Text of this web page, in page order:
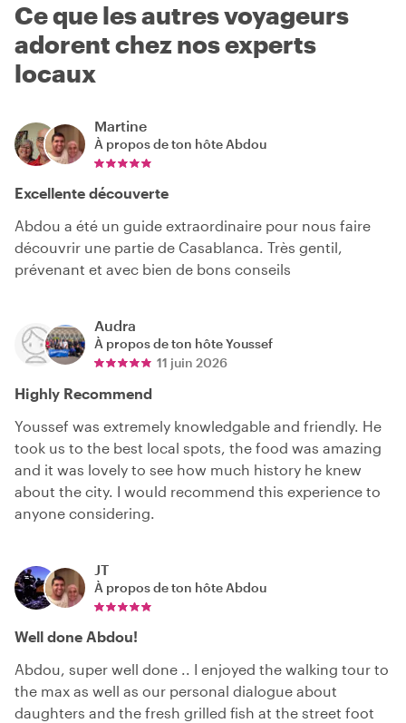
Ce que les autres voyageurs
adorent chez nos experts
locaux
Martine
À propos de ton hôte Abdou
Excellente découverte
Abdou a été un guide extraordinaire pour nous faire
découvrir une partie de Casablanca. Très gentil,
prévenant et avec bien de bons conseils
Audra
À propos de ton hôteYoussef
11 juin 2026
Highly Recommend
Youssef was extremely knowledgable and friendly. He
took us to the best local spots, the food was amazing
and it was lovely to see how much history he knew
about the city. I would recommend this experience to
anyone considering.
JT
À propos de ton hôte Abdou
Well done Abdou!
Abdou, super well done .. I enjoyed the walking tour to
the max as well as our personal dialogue about
daughters and the fresh grilled fish at the street foot